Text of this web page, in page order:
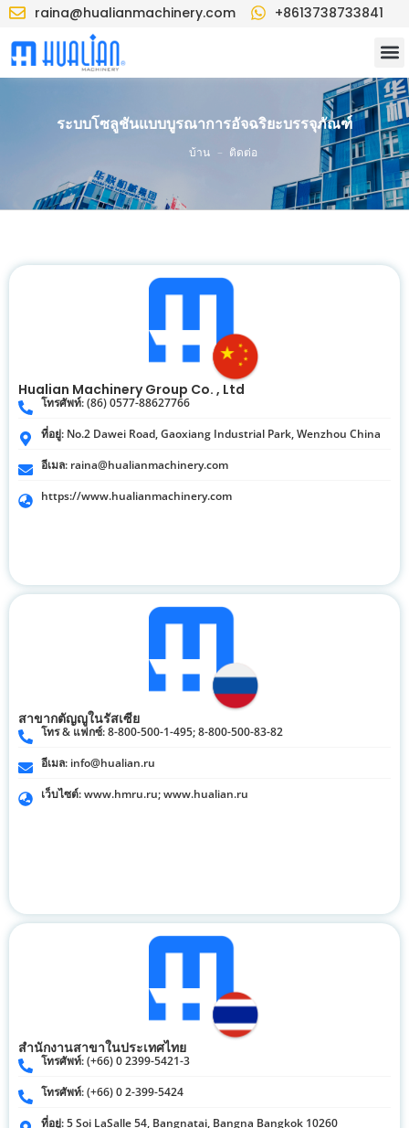
raina@hualianmachinery.com +8613738733841
ระบบโซลูชันแบบบูรณาการอัจฉริยะบรรจุภัณฑ์
บ้าน - ติดต่อ
Hualian Machinery Group Co. , Ltd
โทรศัพท์: (86) 0577-88627766
ที่อยู่: No.2 Dawei Road, Gaoxiang Industrial Park, Wenzhou China
อีเมล: raina@hualianmachinery.com
https://www.hualianmachinery.com
สาขากตัญญูในรัสเซีย
โทร & แฟกซ์: 8-800-500-1-495; 8-800-500-83-82
อีเมล: info@hualian.ru
เว็บไซต์: www.hmru.ru; www.hualian.ru
สำนักงานสาขาในประเทศไทย
โทรศัพท์: (+66) 0 2399-5421-3
โทรศัพท์: (+66) 0 2-399-5424
ที่อยู่: 5 Soi LaSalle 54, Bangnatai, Bangna Bangkok 10260